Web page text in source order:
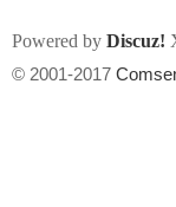
Powered by Discuz!
© 2001-2017